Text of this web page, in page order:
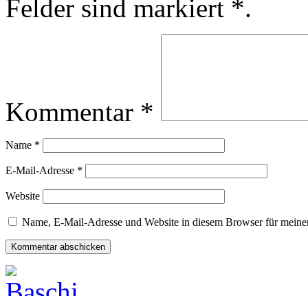
Felder sind markiert *.
Kommentar *
Name *
E-Mail-Adresse *
Website
Name, E-Mail-Adresse und Website in diesem Browser für